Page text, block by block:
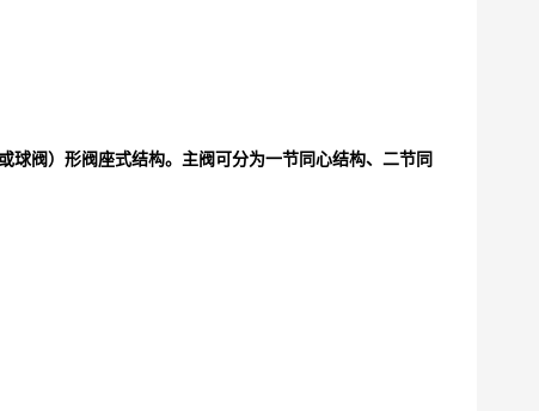
阀）形阀座式结构。主阀可分为一节同心结构、二节同